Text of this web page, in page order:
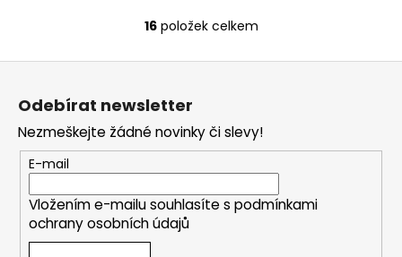
O
v
a
c
í
p
r
16položek celkem
Z
Odebírat newsletter
Nezmeškejte žádné novinky či slevy!
E-mail
Vložením e-mailu souhlasíte s podmínkami
ochrany osobních údajů